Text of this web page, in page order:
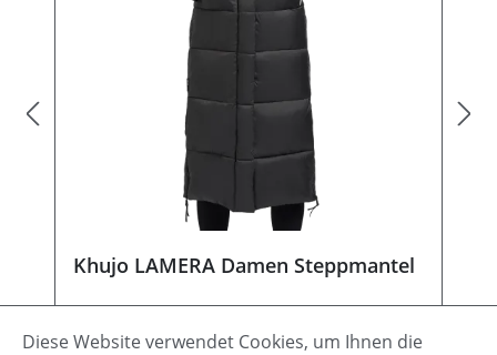
Khujo LAMERA Damen Steppmantel
Diese Website verwendet Cookies, um Ihnen die